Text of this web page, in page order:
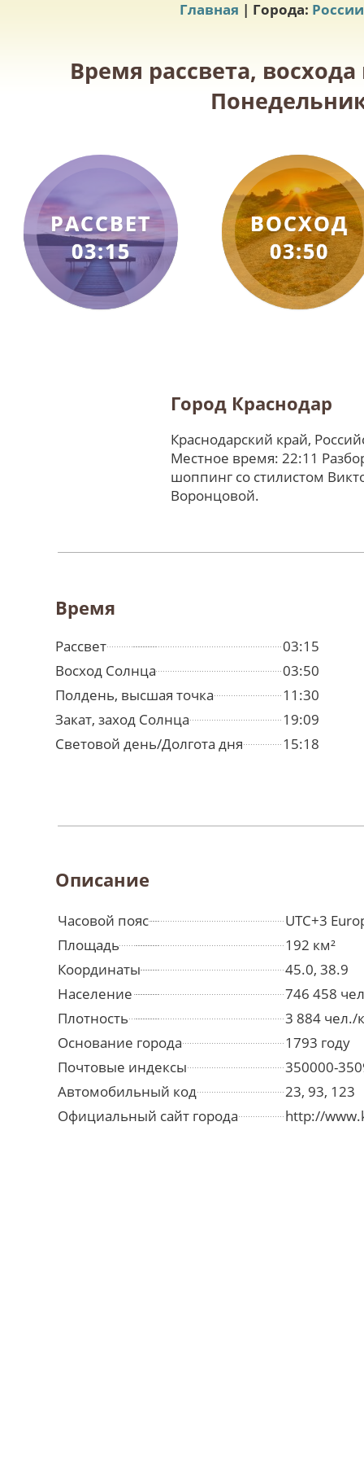
Главная | Города: России
Время рассвета,
РАССВЕТ
03:15
ВОСХОД
03:50
Город Краснодар
Краснодарский край,
Местное время: 22:11
шоппинг со стилистом
Воронцовой.
Время
Рассвет
03:15
Восход Солнца
03:50
Полдень, высшая точка
11:30
Закат, заход Солнца
19:09
Световой день/Долгота дня
15:18
Описание
Часовой пояс
UTC+3
Площадь
192 км²
Координаты
45.0, 38.9
Население
746 458
Плотность
3 884 чел./
Основание города
1793 году
Почтовые индексы
350000-
Автомобильный код
23, 93, 123
Официальный сайт города
http://